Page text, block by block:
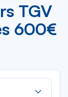
TGV
600€